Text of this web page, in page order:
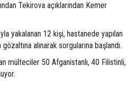
Tekirova açıklarından Kemer
yakalanan 12 kişi, hastanede yapılan
alınarak sorgularına başlandı.
mülteciler 50 Afganistanlı, 40 Filistinli,